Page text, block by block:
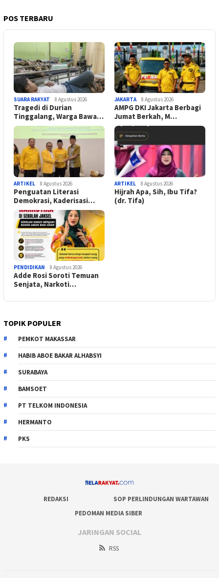
POS TERBARU
SUARA RAKYAT 8 Agustus 2026
Tragedi di Durian
Tinggalang, Warga Bawa…
JAKARTA 8 Agustus 2026
AMPG DKI Jakarta Berbagi
Jumat Berkah, M…
ARTIKEL 8 Agustus 2026
Penguatan Literasi
Demokrasi, Kaderisasi…
ARTIKEL 8 Agustus 2026
Hijrah Apa, Sih, Ibu Tifa?
(dr. Tifa)
PENDIDIKAN 8 Agustus 2026
Adde Rosi Soroti Temuan
Senjata, Narkoti…
TOPIK POPULER
PEMKOT MAKASSAR
HABIB ABOE BAKAR ALHABSYI
SURABAYA
BAMSOET
PT TELKOM INDONESIA
HERMANTO
PKS
REDAKSI
SOP PERLINDUNGAN WARTAWAN
PEDOMAN MEDIA SIBER
JARINGAN SOCIAL
RSS